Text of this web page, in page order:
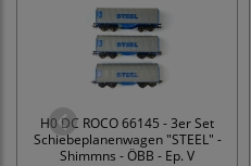
H0 DC ROCO 66145 - 3er Set
Schiebeplanenwagen "STEEL" -
Shimmns - ÖBB - Ep. V